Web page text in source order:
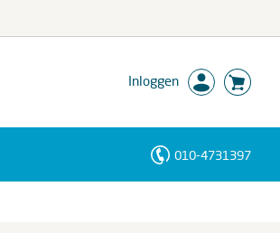
Inloggen
010-4731397